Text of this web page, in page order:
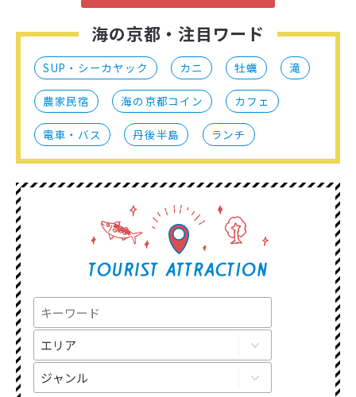
海の京都・注目ワード
SUP・シーカヤック カニ 牡蠣 滝
農家民宿 海の京都コイン カフェ
電車・バス 丹後半島 ランチ